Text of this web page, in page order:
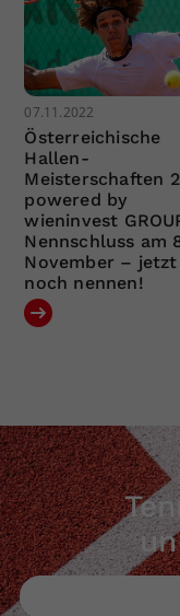
07.11.2022
Österreichische
Hallen-
Meisterschaften
powered by
wieninvest
Nennschluss am
November – jetzt
noch nennen!